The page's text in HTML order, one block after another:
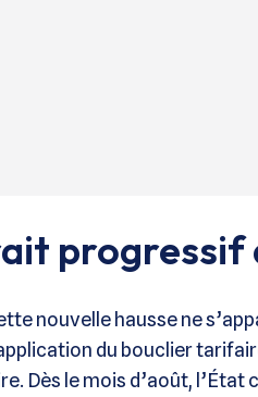
nouvelle hausse ne
du bouclier
Dès le mois d’août,